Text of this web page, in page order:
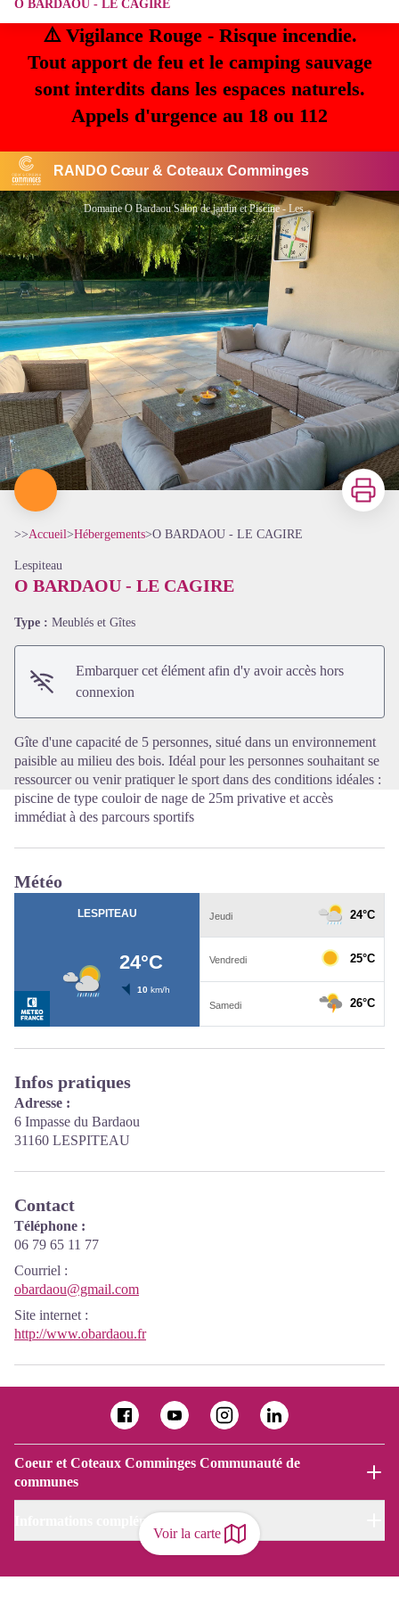
⚠️ Vigilance Rouge - Risque incendie.
Tout apport de feu et le camping sauvage
sont interdits dans les espaces naturels.
Appels d'urgence au 18 ou 112
RANDO Cœur & Coteaux Comminges
O BARDAOU - LE CAGIRE
Voir la carte
Domaine O Bardaou Salon de jardin et Piscine - Lespiteau - Comminges Pyrénées - FILLEAU
Voir l'image en plein écran
Imprimer
>>Accueil>Hébergements>O BARDAOU - LE CAGIRE
Lespiteau
O BARDAOU - LE CAGIRE
Type : Meublés et Gîtes
Embarquer cet élément afin d'y avoir accès hors
connexion
Gîte d'une capacité de 5 personnes, situé dans un environnement
paisible au milieu des bois. Idéal pour les personnes souhaitant se
ressourcer ou venir pratiquer le sport dans des conditions idéales :
piscine de type couloir de nage de 25m privative et accès
immédiat à des parcours sportifs
Météo
Infos pratiques
Adresse :
6 Impasse du Bardaou
31160 LESPITEAU
Contact
Téléphone :
06 79 65 11 77
Courriel :
obardaou@gmail.com
Site internet :
http://www.obardaou.fr
Coeur et Coteaux Comminges Communauté de
communes
Informations complémentaires